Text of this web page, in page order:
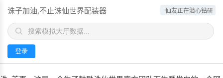
诛子加油,不止诛仙世界配装器 仙友正在潜心钻研
登录